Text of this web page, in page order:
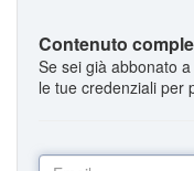
Contenuto
Se sei già abbonato
le tue credenziali per